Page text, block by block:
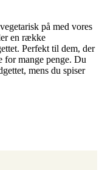
på med vores
en række
Perfekt til dem, der
for mange penge. Du
mens du spiser